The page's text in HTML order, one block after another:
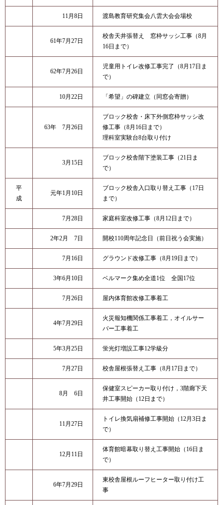
11月8日 渡島教育研究集会八雲大会会場校
61年7月27日
校舎天井張替え 窓枠サッシ工事（8月
16日まで）
62年7月26日
児童用トイレ改修工事完了（8月17日ま
で）
10月22日 「希望」の碑建立（同窓会寄贈）
63年 7月26日
ブロック校舎・床下外側窓枠サッシ改
修工事（8月16日まで）
理科室実験台8台取り付け
3月15日
ブロック校舎階下塗装工事（21日ま
で）
平
成
元年1月10日
ブロック校舎入口取り替え工事（17日
まで）
7月28日 家庭科室改修工事（8月12日まで）
2年2月 7日 開校110周年記念日（前日祝う会実施）
7月16日 グラウンド改修工事（8月19日まで）
3年6月10日 ベルマーク集め全道1位 全国17位
7月26日 屋内体育館改修工事着工
4年7月29日
火災報知機関係工事着工，オイルサー
バー工事着工
5年3月25日 蛍光灯増設工事12学級分
7月27日 校舎屋根張替え工事（8月17日まで）
8月 6日
保健室スピーカー取り付け，3階廊下天
井工事開始（12日まで）
11月27日
トイレ換気扇補修工事開始（12月3日ま
で）
12月11日
体育館暗幕取り替え工事開始（16日ま
で）
6年7月29日
東校舎屋根ルーフヒーター取り付け工
事